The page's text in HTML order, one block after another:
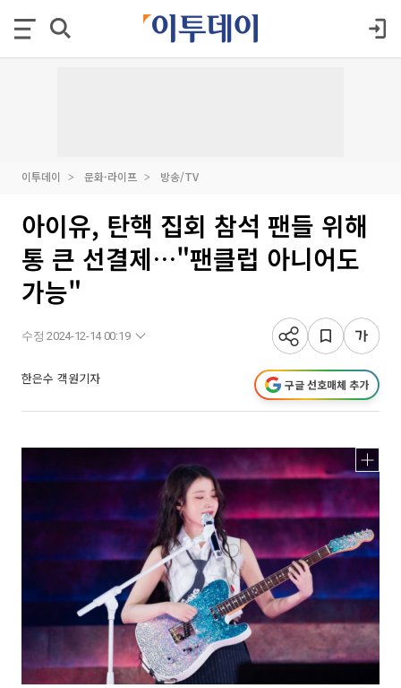
이투데이 문화·라이프 방송/TV
아이유, 탄핵 집회 참석 팬들 위해
통 큰 선결제…"팬클럽 아니어도
가능"
수정 2024-12-14 00:19
한은수 객원기자 구글 선호매체 추가